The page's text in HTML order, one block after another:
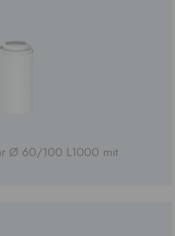
Ø 60/100 L1000 mit